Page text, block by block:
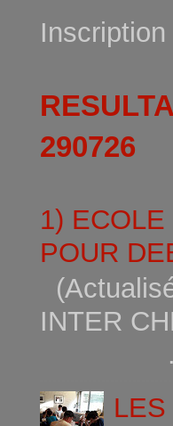
Inscription
290726
1)
POUR
INTER